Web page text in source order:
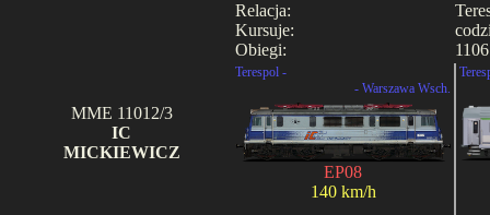
Relacja:
Kursuje:
Obiegi:
MME 11012/3
IC
MICKIEWICZ
Terespol -
- Warszawa Wsch.
EP08
140 km/h